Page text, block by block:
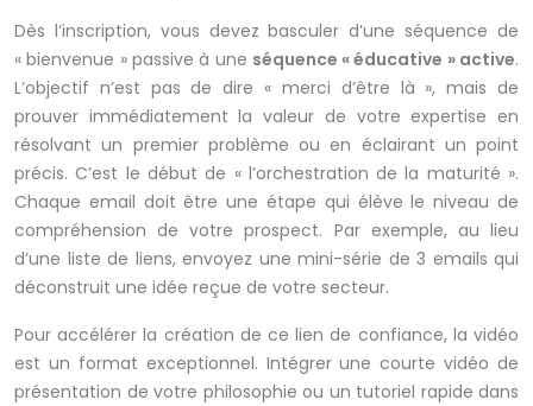
Dès l’inscription, vous devez basculer d’une séquence de
« bienvenue » passive à une séquence « éducative » active.
L’objectif n’est pas de dire « merci d’être là », mais de
prouver immédiatement la valeur de votre expertise en
résolvant un premier problème ou en éclairant un point
précis. C’est le début de « l’orchestration de la maturité ».
Chaque email doit être une étape qui élève le niveau de
compréhension de votre prospect. Par exemple, au lieu
d’une liste de liens, envoyez une mini-série de 3 emails qui
déconstruit une idée reçue de votre secteur.
Pour accélérer la création de ce lien de confiance, la vidéo
est un format exceptionnel. Intégrer une courte vidéo de
présentation de votre philosophie ou un tutoriel rapide dans